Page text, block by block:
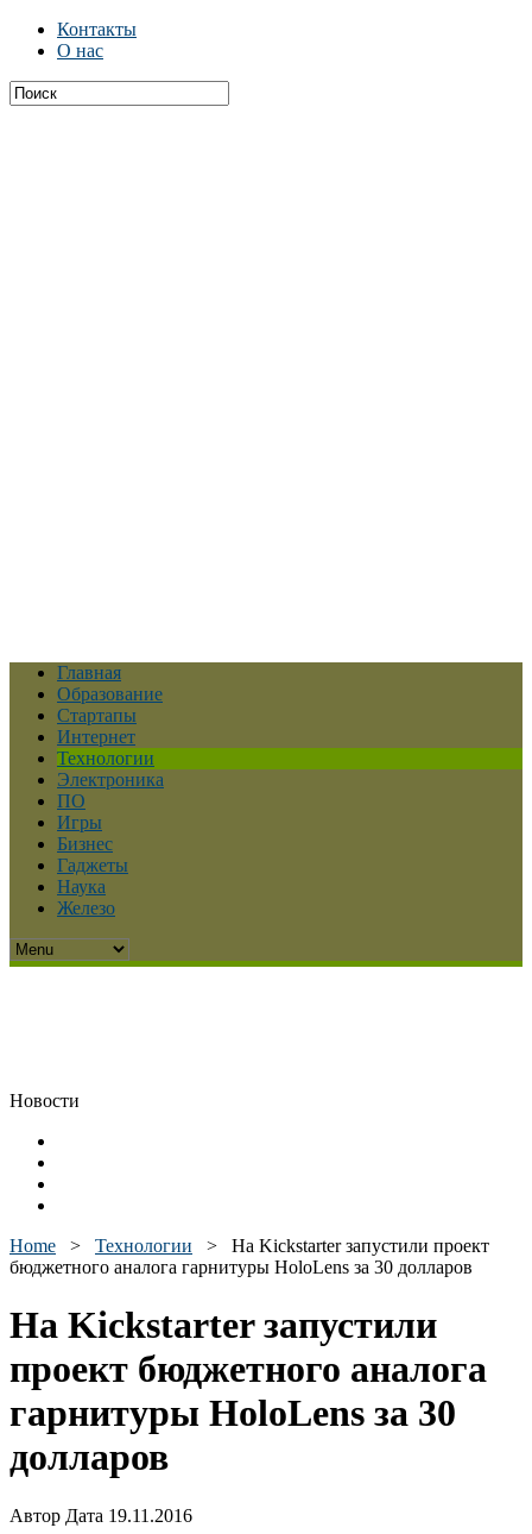
Контакты
О нас
Главная
Образование
Стартапы
Интернет
Технологии
Электроника
ПО
Игры
Бизнес
Гаджеты
Наука
Железо
Новости
Home > Технологии > На Kickstarter запустили проект
бюджетного аналога гарнитуры HoloLens за 30 долларов
На Kickstarter запустили
проект бюджетного аналога
гарнитуры HoloLens за 30
долларов
Автор Дата 19.11.2016